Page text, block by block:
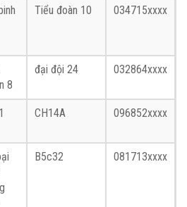
Tiểu đoàn 10 034715xxxx
8
đại đội 24 032864xxxx
CH14A 096852xxxx
B5c32 081713xxxx